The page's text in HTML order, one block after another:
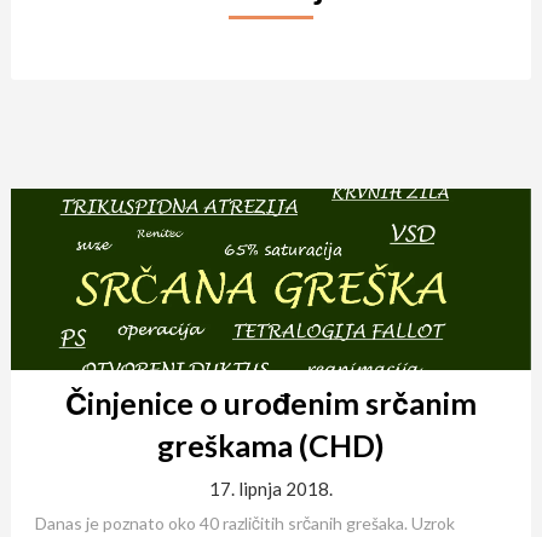
Činjenice o urođenim srčanim
greškama (CHD)
17. lipnja 2018.
Danas je poznato oko 40 različitih srčanih grešaka. Uzrok